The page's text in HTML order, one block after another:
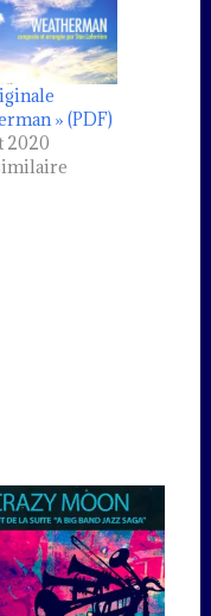
» (PDF)
2020